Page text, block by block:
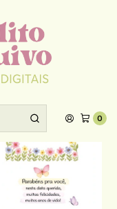
0
acima de R$30,00!
Flores A4